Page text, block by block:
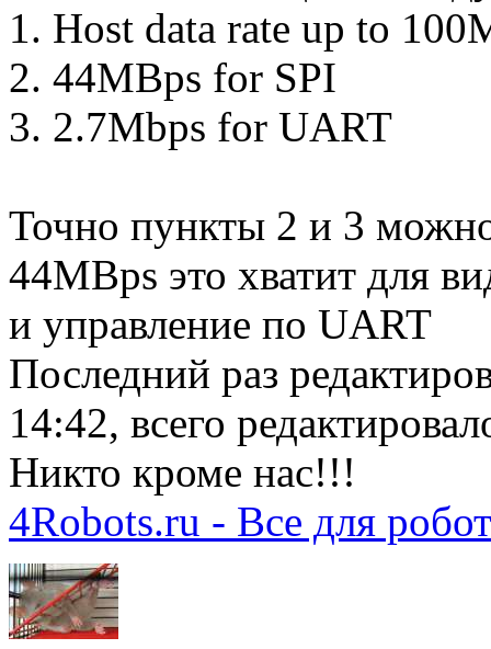
1. Host data rate up to
2. 44MBps for SPI
3. 2.7Mbps for UART
Точно пункты 2 и 3
44MBps это хватит для
и управление по UART
Последний раз
14:42, всего
Никто кроме нас!!!
4Robots.ru - Все для